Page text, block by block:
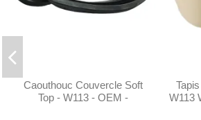
Caouthouc Couvercle Soft
Top - W113 - OEM -
W113